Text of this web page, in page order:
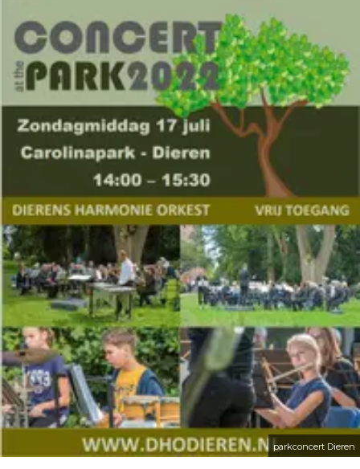
parkconcert Dieren